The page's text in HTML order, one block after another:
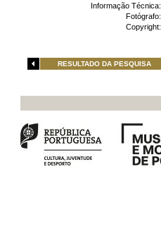
Informação Técnica:
Fotógrafo:
Copyright:
RESULTADO DA PESQUISA